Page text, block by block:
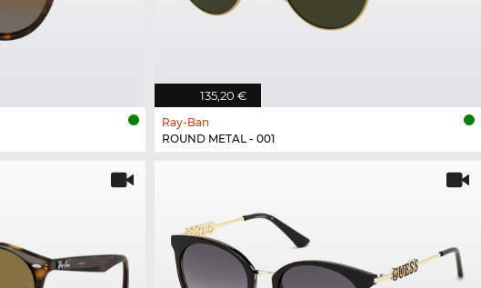
135,20 €
Ray-Ban
ROUND METAL - 001